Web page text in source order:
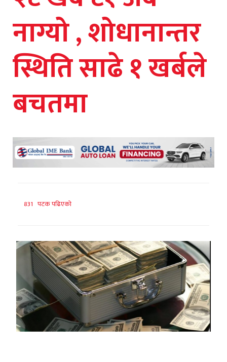
नाग्यो , शोधानान्तर
स्थिति साढे १ खर्बले
बचतमा
831 पटक पढिएको